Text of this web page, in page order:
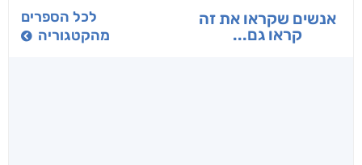
אנשים שקראו את זה
קראו גם...
לכל הספרים
מהקטגוריה